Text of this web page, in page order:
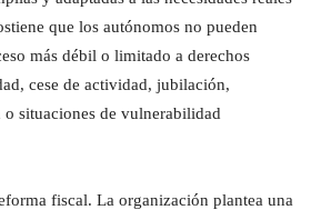
que los autónomos no pueden
más débil o limitado a derechos
cese de actividad, jubilación,
situaciones de vulnerabilidad
fiscal. La organización plantea una